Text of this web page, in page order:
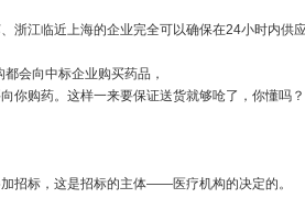
江临近上海的企业完全可以确保在24小时内供
会向中标企业购买药品，
你购药。这样一来要保证送货就够呛了，你懂吗？
招标，这是招标的主体——医疗机构的决定的。